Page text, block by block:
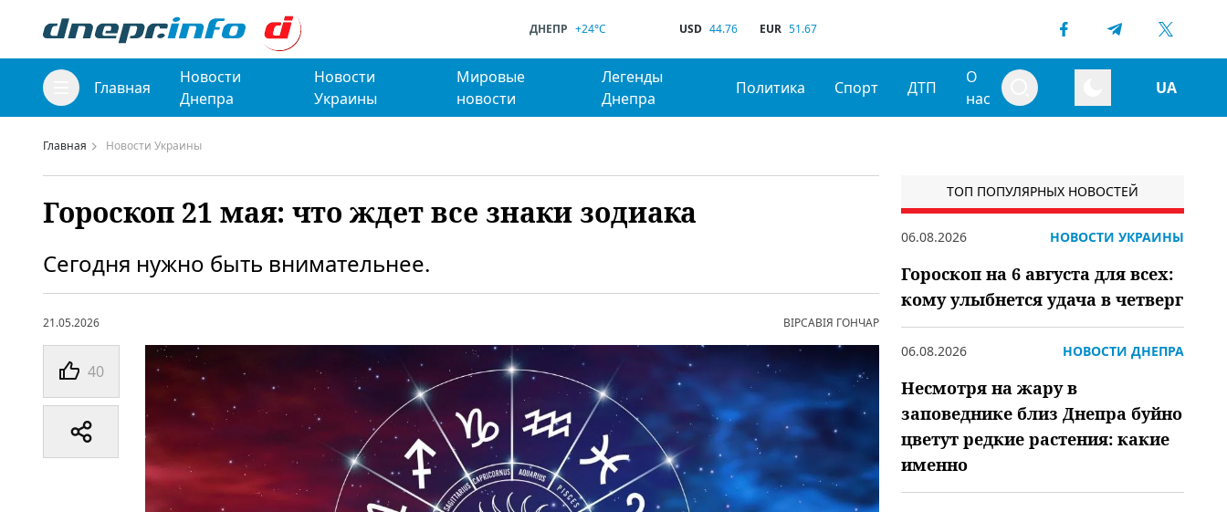
ДНЕПР +24°C USD 44.76 EUR 51.67
Главная
Новости
Днепра
Новости
Украины
Мировые
новости
Легенды
Днепра
Политика Спорт ДТП
О
нас
UA
Главная Новости Украины
Гороскоп 21 мая: что ждет все знаки зодиака
Сегодня нужно быть внимательнее.
21.05.2026 ВІРСАВІЯ ГОНЧАР
40
ТОП ПОПУЛЯРНЫХ НОВОСТЕЙ
06.08.2026 НОВОСТИ УКРАИНЫ
Гороскоп на 6 августа для всех:
кому улыбнется удача в четверг
06.08.2026 НОВОСТИ ДНЕПРА
Несмотря на жару в
заповеднике близ Днепра буйно
цветут редкие растения: какие
именно